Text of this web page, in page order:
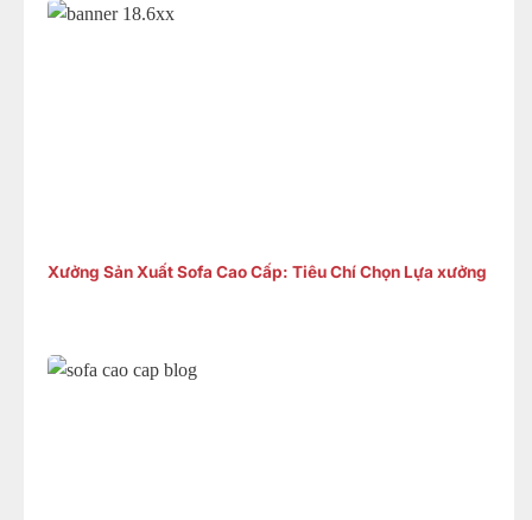
Xưởng Sản Xuất Sofa Cao Cấp: Tiêu Chí Chọn Lựa xưởng